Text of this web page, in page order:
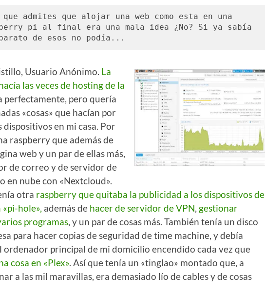
admites que alojar una web como esta en una
pi al final era una mala idea ¿No? Si ya sabía
de esos no podía...
Usuario Anónimo. La
las veces de hosting de la
perfectamente, pero quería
«cosas» que hacían por
en mi casa. Por
raspberry que además de
web y un par de ellas más,
de correo y de servidor de
en nube con «Nextcloud».
otra raspberry que quitaba la publicidad a los dispositivos de
hole», además de hacer de servidor de VPN, gestionar
programas, y un par de cosas más. También tenía un disco
para hacer copias de seguridad de time machine, y debía
ordenador principal de mi domicilio encendido cada vez que
cosa en «Plex». Así que tenía un «tinglao» montado que, a
a las mil maravillas, era demasiado lío de cables y de cosas